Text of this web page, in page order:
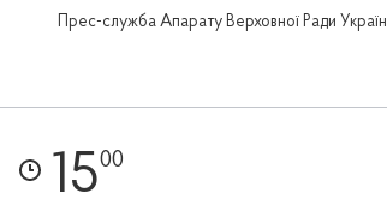
Прес-служба Апарату Верховної Ради
1500